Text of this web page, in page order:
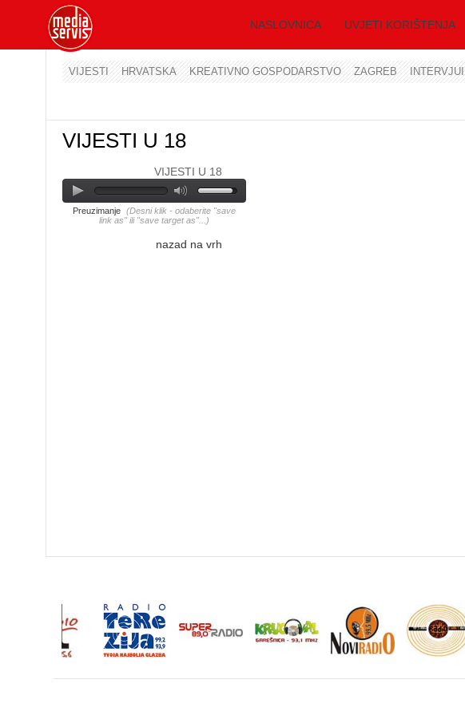
NASLOVNICA UVJETI KORIŠTENJA
VIJESTI HRVATSKA KREATIVNO GOSPODARSTVO ZAGREB INTERVJUI
VIJESTI U 18
VIJESTI U 18
Preuzimanje (Desni klik - odaberite "save
link as" ili "save target as"...)
nazad na vrh